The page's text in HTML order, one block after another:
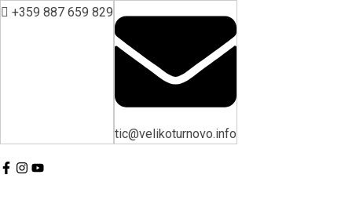
+359 887 659 829
tic@velikoturnovo.info